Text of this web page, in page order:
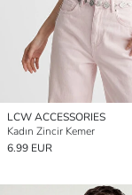
LCW ACCESSORIES
Kadın Zincir Kemer
6.99 EUR